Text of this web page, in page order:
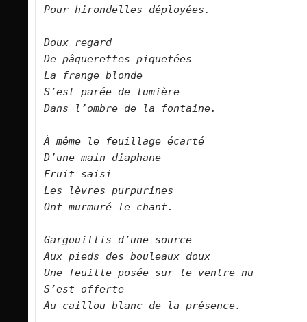
Pour hirondelles déployées.
Doux regard
De pâquerettes piquetées
La frange blonde
S’est parée de lumière
Dans l’ombre de la fontaine.
À même le feuillage écarté
D’une main diaphane
Fruit saisi
Les lèvres purpurines
Ont murmuré le chant.
Gargouillis d’une source
Aux pieds des bouleaux doux
Une feuille posée sur le ventre nu
S’est offerte
Au caillou blanc de la présence.